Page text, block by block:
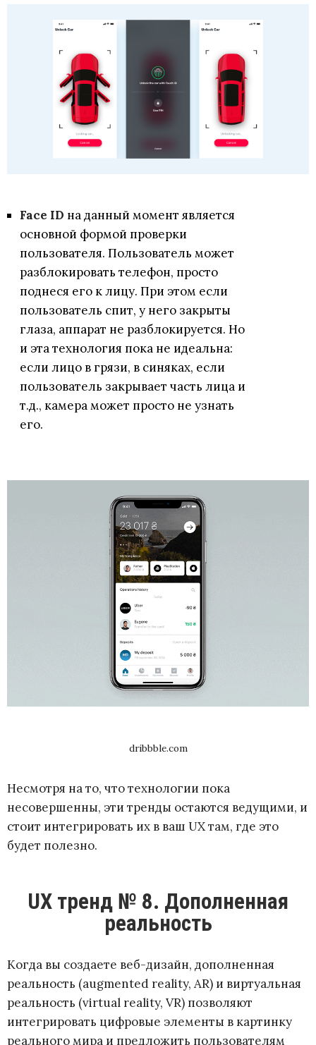
Face ID на данный момент является
основной формой проверки
пользователя. Пользователь может
разблокировать телефон, просто
поднеся его к лицу. При этом если
пользователь спит, у него закрыты
глаза, аппарат не разблокируется. Но
и эта технология пока не идеальна:
если лицо в грязи, в синяках, если
пользователь закрывает часть лица и
т.д., камера может просто не узнать
его.
dribbble.com
Несмотря на то, что технологии пока
несовершенны, эти тренды остаются ведущими, и
стоит интегрировать их в ваш UX там, где это
будет полезно.
UX тренд № 8. Дополненная
реальность
Когда вы создаете веб-дизайн, дополненная
реальность (augmented reality, AR) и виртуальная
реальность (virtual reality, VR) позволяют
интегрировать цифровые элементы в картинку
реального мира и предложить пользователям